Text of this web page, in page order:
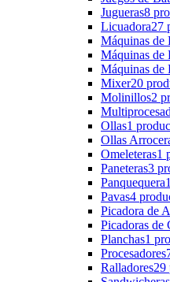
Jugueras8
Licuadora27
Máquinas de
Máquinas de
Máquinas de
Mixer20
Molinillos2
Ollas1
Ollas
Omeleteras1
Paneteras3
Panquequera
Pavas4
Picadora de
Picadoras de
Planchas1
Procesadores
Ralladores29